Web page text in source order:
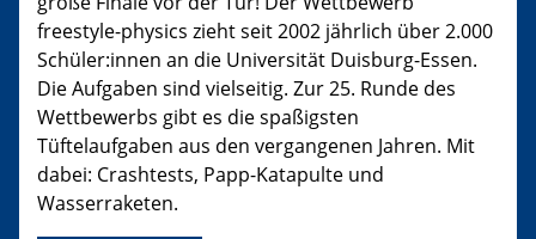
freestyle-physics zieht seit 2002 jährlich über 2.000
Schüler:innen an die Universität Duisburg-Essen.
Die Aufgaben sind vielseitig. Zur 25. Runde des
Wettbewerbs gibt es die spaßigsten
Tüftelaufgaben aus den vergangenen Jahren. Mit
dabei: Crashtests, Papp-Katapulte und
Wasserraketen.